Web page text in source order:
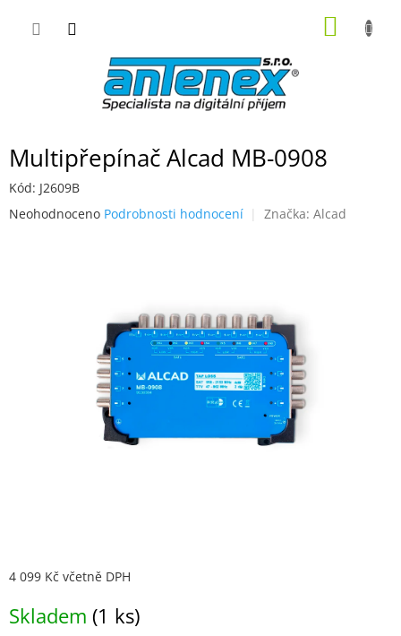
Multipřepínač Alcad MB-0908
Kód: J2609B
Průměrné
Neohodnoceno Podrobnosti hodnocení Značka: Alcad
4 099 Kč včetně DPH
cena:
Skladem (1 ks)